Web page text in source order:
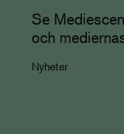
Se
och
Nyheter